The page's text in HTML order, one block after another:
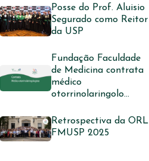
Posse do Prof. Aluisio
Segurado como Reitor
da USP
Fundação Faculdade
de Medicina contrata
médico
otorrinolaringolo...
Retrospectiva da ORL
FMUSP 2025